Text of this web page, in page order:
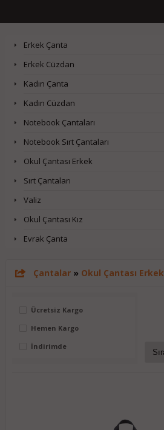
Erkek Çanta
Erkek Cüzdan
Kadın Çanta
Kadın Cüzdan
Notebook Çantaları
Notebook Sırt Çantaları
Okul Çantası Erkek
Sırt Çantaları
Valiz
Okul Çantası Kız
Evrak Çanta
Çantalar» Okul Çantası Erkek
Ücretsiz Kargo
Hemen Kargo
İndirimde